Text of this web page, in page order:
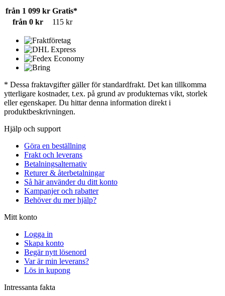
från 1 099 kr Gratis*
från 0 kr
115 kr
* Dessa fraktavgifter gäller för standardfrakt. Det kan tillkomma
ytterligare kostnader, t.ex. på grund av produkternas vikt, storlek
eller egenskaper. Du hittar denna information direkt i
produktbeskrivningen.
Hjälp och support
Göra en beställning
Frakt och leverans
Betalningsalternativ
Returer & återbetalningar
Så här använder du ditt konto
Kampanjer och rabatter
Behöver du mer hjälp?
Mitt konto
Logga in
Skapa konto
Begär nytt lösenord
Var är min leverans?
Lös in kupong
Intressanta fakta